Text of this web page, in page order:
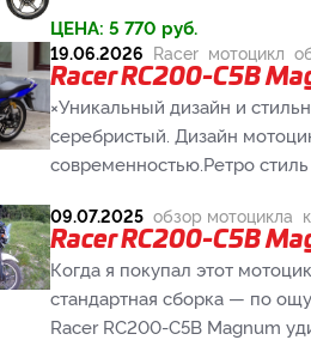
ЦЕНА: 5 770 руб.
19.06.2026 Racer мотоцикл
Racer RC200-C5B
×Уникальный дизайн и
серебристый. Дизайн
современностью.Ретро стиль
09.07.2025 обзор мотоцикла
Racer RC200-C5B
Когда я покупал этот
стандартная сборка — по
Racer RC200-C5B Magnum